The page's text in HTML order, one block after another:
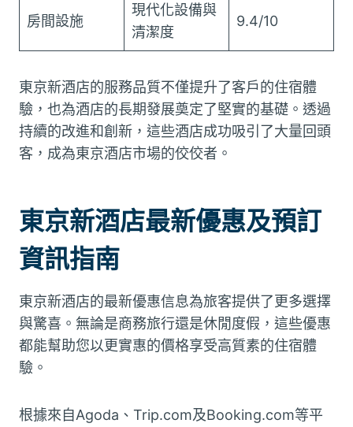
房間設施
現代化設備與
清潔度
9.4/10
東京新酒店的服務品質不僅提升了客戶的住宿體
驗，也為酒店的長期發展奠定了堅實的基礎。透過
持續的改進和創新，這些酒店成功吸引了大量回頭
客，成為東京酒店市場的佼佼者。
東京新酒店最新優惠及預訂
資訊指南
東京新酒店的最新優惠信息為旅客提供了更多選擇
與驚喜。無論是商務旅行還是休閒度假，這些優惠
都能幫助您以更實惠的價格享受高質素的住宿體
驗。
根據來自Agoda、Trip.com及Booking.com等平